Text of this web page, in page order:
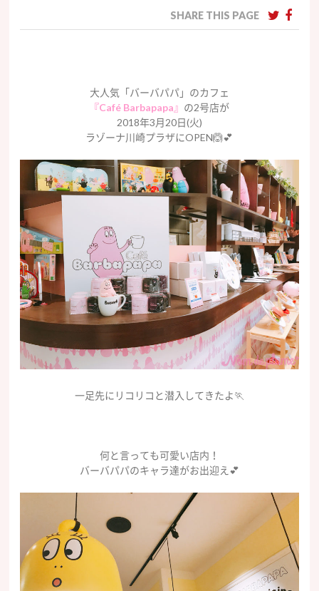
SHARE THIS PAGE
大人気「バーバパパ」のカフェ
『Café Barbapapa』 の2号店が
2018年3月20日(火)
ラゾーナ川崎プラザにOPEN🙆💕
一足先にリコリコと潜入してきたよ🏃
何と言っても可愛い店内！
バーバパパのキャラ達がお出迎え💕